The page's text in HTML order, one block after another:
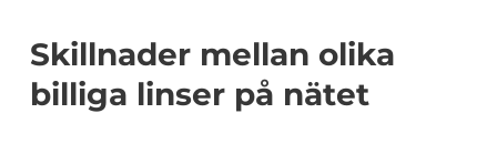
Skillnader mellan olika
billiga linser på nätet